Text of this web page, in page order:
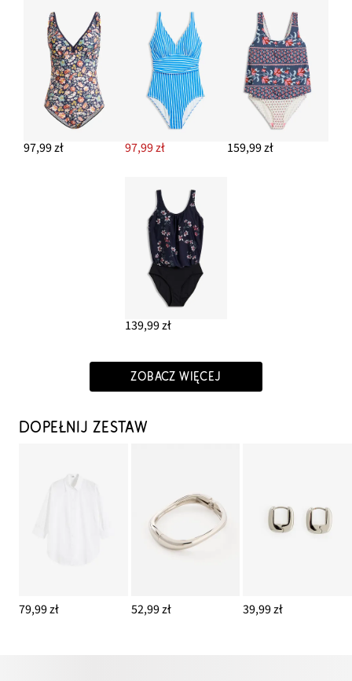
97,99 zł 97,99 zł 159,99 zł
139,99 zł
ZOBACZ WIĘCEJ
DOPEŁNIJ ZESTAW
79,99 zł 52,99 zł 39,99 zł